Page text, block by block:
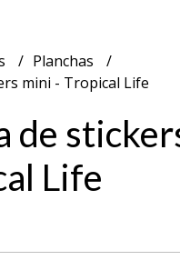
Planchas
mini - Tropical Life
de
Life